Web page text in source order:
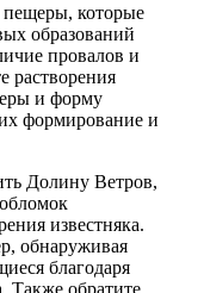
пещеры, которые
образований
провалов и
растворения
и форму
формирование и
Долину Ветров,
известняка.
обнаруживая
благодаря
Также обратите